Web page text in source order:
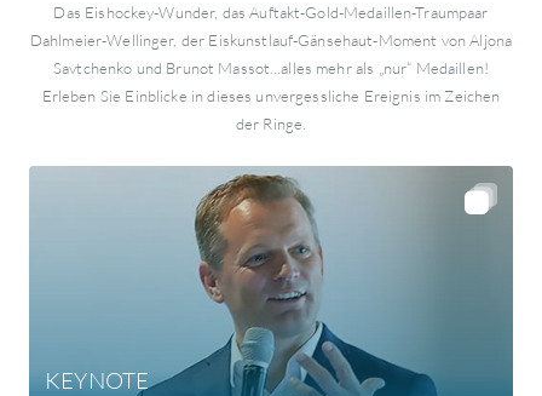
Das Eishockey-Wunder, das Auftakt-Gold-Medaillen-Traumpaar
Dahlmeier-Wellinger, der Eiskunstlauf-Gänsehaut-Moment von Aljona
Savtchenko und Brunot Massot…alles mehr als „nur“ Medaillen!
Erleben Sie Einblicke in dieses unvergessliche Ereignis im Zeichen
der Ringe.
KEYNOTE